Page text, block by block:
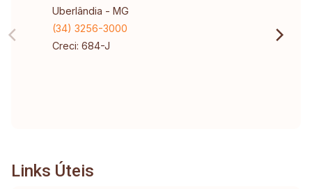
Uberlândia - MG
(34) 3256-3000
Creci: 684-J
Links Úteis